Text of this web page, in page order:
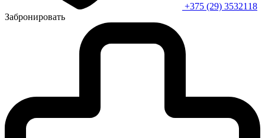
+375 (29) 3532118
Забронировать